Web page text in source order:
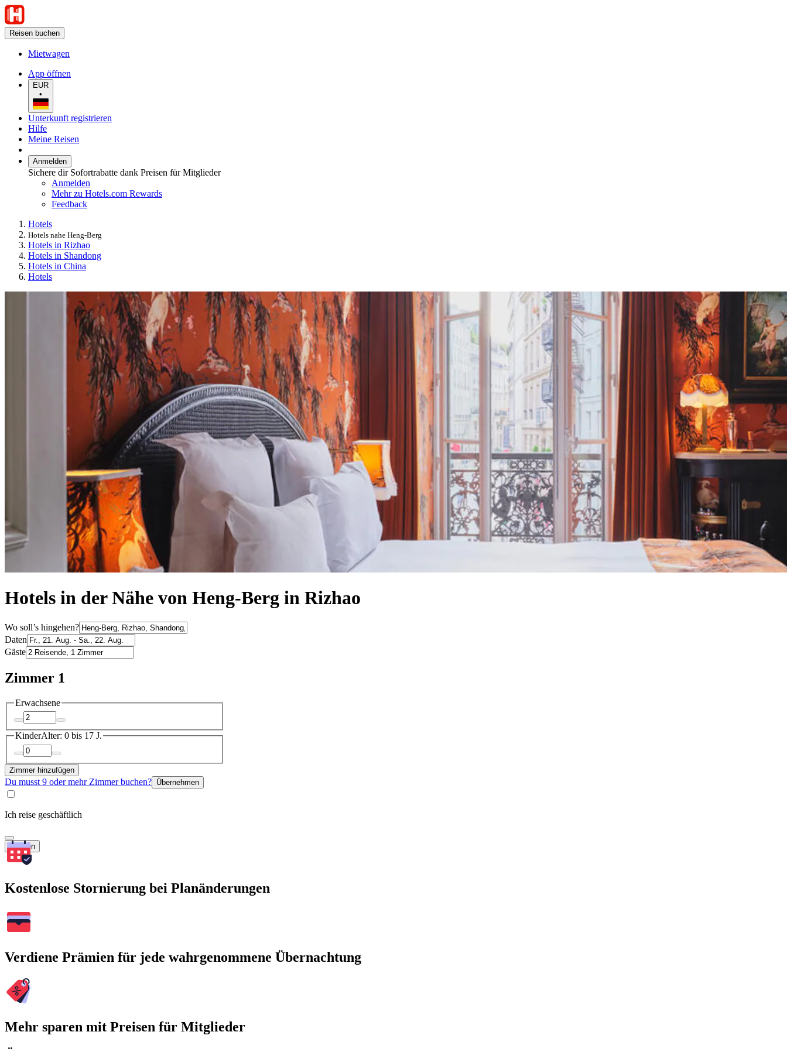
Reisen buchen
Mietwagen
App öffnen
EUR
•
Unterkunft registrieren
Hilfe
Meine Reisen
Anmelden
Sichere dir Sofortrabatte dank Preisen für Mitglieder
Anmelden
Mehr zu Hotels.com Rewards
Feedback
Hotels
Hotels nahe Heng-Berg
Hotels in Rizhao
Hotels in Shandong
Hotels in China
Hotels
Hotels in der Nähe von Heng-Berg in Rizhao
Wo soll’s hingehen?
Daten
Gäste
Zimmer 1
Erwachsene
KinderAlter: 0 bis 17 J.
Zimmer hinzufügen
Du musst 9 oder mehr Zimmer buchen? Übernehmen
Ich reise geschäftlich
Suchen
Kostenlose Stornierung bei Planänderungen
Verdiene Prämien für jede wahrgenommene Übernachtung
Mehr sparen mit Preisen für Mitglieder